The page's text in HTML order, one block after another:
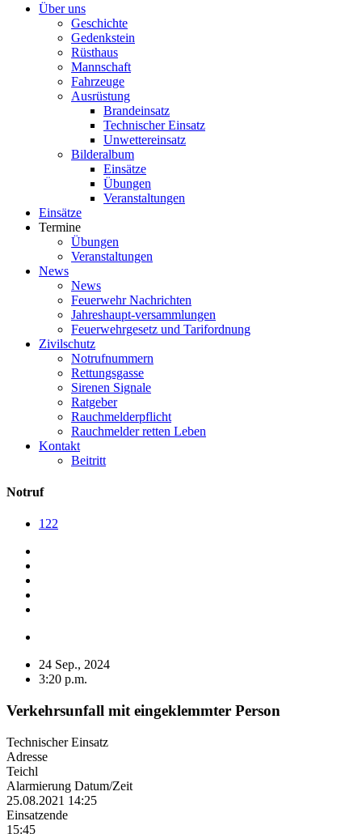
Über uns
Geschichte
Gedenkstein
Rüsthaus
Mannschaft
Fahrzeuge
Ausrüstung
Brandeinsatz
Technischer Einsatz
Unwettereinsatz
Bilderalbum
Einsätze
Übungen
Veranstaltungen
Einsätze
Termine
Übungen
Veranstaltungen
News
News
Feuerwehr Nachrichten
Jahreshaupt-versammlungen
Feuerwehrgesetz und Tarifordnung
Zivilschutz
Notrufnummern
Rettungsgasse
Sirenen Signale
Ratgeber
Rauchmelderpflicht
Rauchmelder retten Leben
Kontakt
Beitritt
Notruf
122
24 Sep., 2024
3:20 p.m.
Verkehrsunfall mit eingeklemmter Person
Technischer Einsatz
Adresse
Teichl
Alarmierung Datum/Zeit
25.08.2021 14:25
Einsatzende
15:45